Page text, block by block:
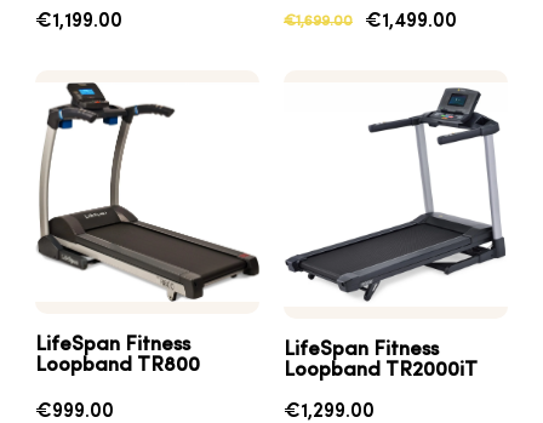
€1,199.00 €1,699.00 €1,499.00
LifeSpan Fitness
Loopband TR800
€999.00
LifeSpan Fitness
Loopband TR2000iT
€1,299.00